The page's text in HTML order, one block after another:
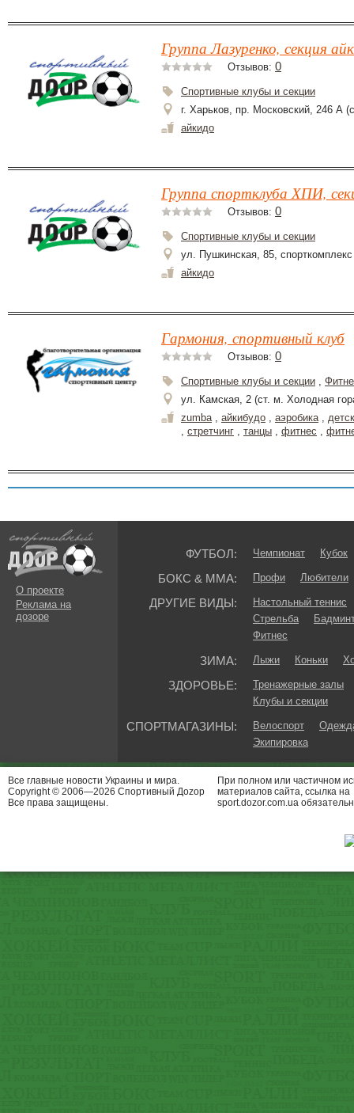
Группа Лазуренко, секция
Отзывов: 0
Спортивные клубы и секции
г. Харьков, пр. Московский, 246 А
айкидо
Группа спортклуба ХПИ,
Отзывов: 0
Спортивные клубы и секции
ул. Пушкинская, 85,
айкидо
Гармония, спортивный клуб
Отзывов: 0
Спортивные клубы и секции ,
ул. Камская, 2 (ст. м. Холодная
zumba, айкибудо , аэробика,
, стретчинг , танцы , фитнес ,
О проекте
Реклама на
дозоре
ФУТБОЛ: Чемпионат Кубок
БОКС & ММА: Профи Любители
ДРУГИЕ ВИДЫ:
Настольный теннис
Стрельба
Фитнес
ЗИМА: Лыжи Коньки
ЗДОРОВЬЕ:
Тренажерные залы
Клубы и секции
СПОРТМАГАЗИНЫ: Велоспорт
Экипировка
Все главные новости Украины и мира.
Copyright © 2006—2026 Спортивный Доzор
Все права защищены.
При полном или частичном
материалов сайта, ссылка на
sport.dozor.com.ua